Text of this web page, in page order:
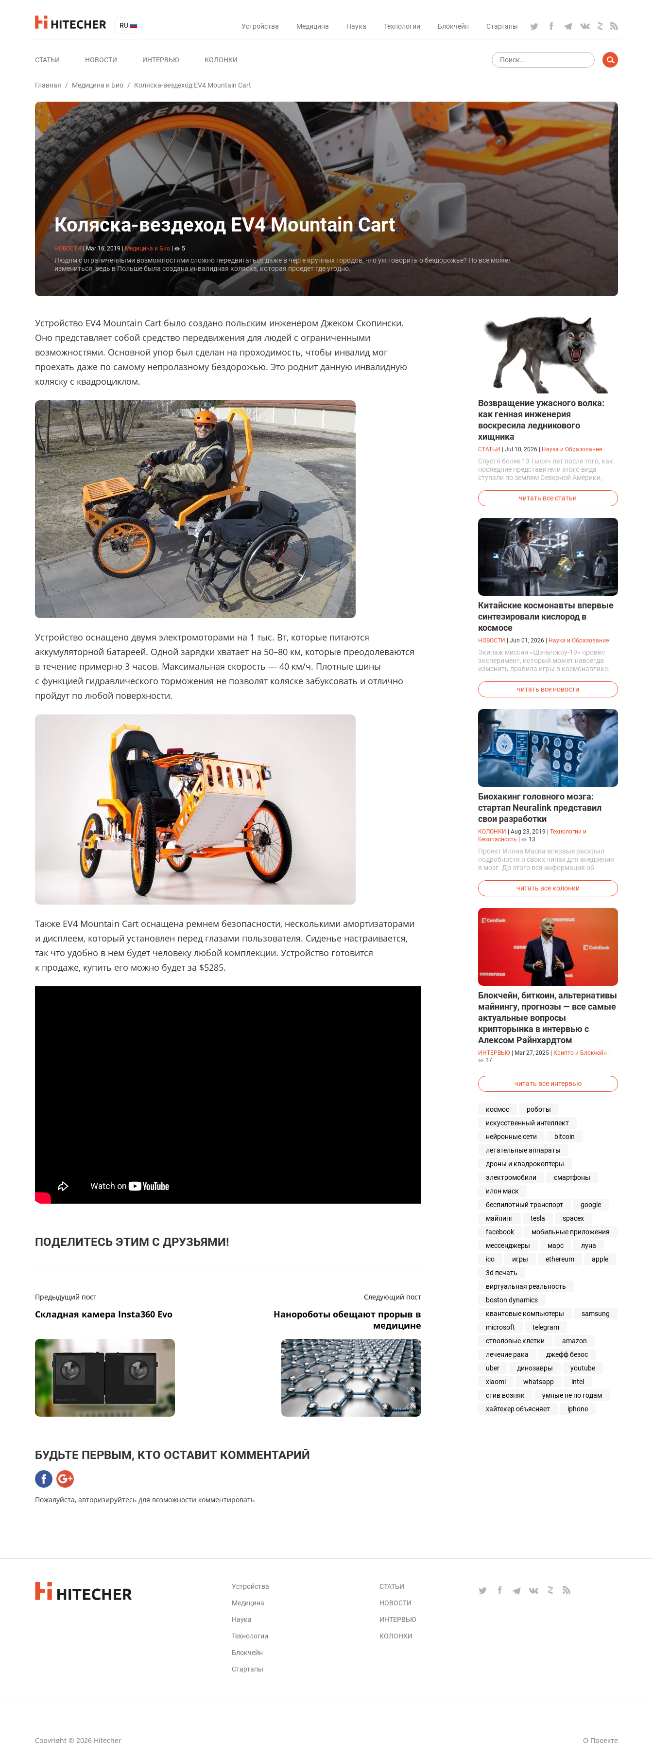
RU Устройства Медицина Наука Технологии Блокчейн Стартапы
СТАТЬИ НОВОСТИ ИНТЕРВЬЮ КОЛОНКИ
Главная / Медицина и Био / Коляска-вездеход EV4 Mountain Cart
Коляска-вездеход EV4 Mountain Cart
НОВОСТИ | Mar 16, 2019 Медицина и Био 5
Людям с ограниченными возможностями сложно передвигаться даже в черте крупных городов, что уж говорить о бездорожье? Но все может
измениться, ведь в Польше была создана инвалидная коляска, которая проедет где угодно.
Устройство EV4 Mountain Cart было создано польским инженером Джеком Скопински.
Оно представляет собой средство передвижения для людей с ограниченными
возможностями. Основной упор был сделан на проходимость, чтобы инвалид мог
проехать даже по самому непролазному бездорожью. Это роднит данную инвалидную
коляску с квадроциклом.
Устройство оснащено двумя электромоторами на 1 тыс. Вт, которые питаются
аккумуляторной батареей. Одной зарядки хватает на 50–80 км, которые преодолеваются
в течение примерно 3 часов. Максимальная скорость — 40 км/ч. Плотные шины
с функцией гидравлического торможения не позволят коляске забуксовать и отлично
пройдут по любой поверхности.
Также EV4 Mountain Cart оснащена ремнем безопасности, несколькими амортизаторами
и дисплеем, который установлен перед глазами пользователя. Сиденье настраивается,
так что удобно в нем будет человеку любой комплекции. Устройство готовится
к продаже, купить его можно будет за $5285.
ПОДЕЛИТЕСЬ ЭТИМ С ДРУЗЬЯМИ!
Предыдущий пост
Складная камера Insta360 Evo
Следующий пост
Нанороботы обещают прорыв в
медицине
БУДЬТЕ ПЕРВЫМ, КТО ОСТАВИТ КОММЕНТАРИЙ
Пожалуйста, авторизируйтесь для возможности комментировать
Возвращение ужасного волка:
как генная инженерия
воскресила ледникового
хищника
СТАТЬИ Jul 10, 2026 Наука и Образование
Спустя более 13 тысяч лет после того, как
последние представители этого вида
ступали по землям Северной Америки,
вывели первых генетически
модифицированных щенков с фенотипом
читать все статьи
Китайские космонавты впервые
синтезировали кислород в
космосе
НОВОСТИ Jun 01, 2026 Наука и Образование
Экипаж миссии «Шэньчжоу-19» провел
эксперимент, который может навсегда
изменить правила игры в космонавтике.
успешно синтезировали кислород и
компоненты ракетного топлива с
прямо на орбите.
читать все новости
Биохакинг головного мозга:
стартап Neuralink представил
свои разработки
КОЛОНКИ Aug 23, 2019
Технологии и
Безопасность
13
Проект Илона Маска впервые раскрыл
подробности о своих чипах для внедрения
в мозг. До этого вся информация об
читать все колонки
Блокчейн, биткоин, альтернативы
майнингу, прогнозы — все самые
актуальные вопросы
крипторынка в интервью с
Алексом Райнхардтом
ИНТЕРВЬЮ Mar 27, 2025 Крипто и Блокчейн
17
читать все интервью
космос
роботы
искусственный интеллект
нейронные сети
bitcoin
летательные аппараты
дроны и квадрокоптеры
электромобили
смартфоны
илон маск
беспилотный транспорт
google
майнинг
tesla
spacex
facebook
мобильные приложения
мессенджеры
марс
луна
ico
игры ethereum
apple
3d печать
виртуальная реальность
boston dynamics
квантовые компьютеры
samsung
microsoft
telegram
стволовые клетки
amazon
лечение рака
джефф безос
uber
динозавры
youtube
xiaomi
whatsapp
intel
стив возняк
умные не по годам
хайтекер объясняет
iphone
Устройства
Медицина
Наука
Технологии
Блокчейн
Стартапы
СТАТЬИ
НОВОСТИ
ИНТЕРВЬЮ
КОЛОНКИ
Copyright © 2026 Hitecher О Проекте